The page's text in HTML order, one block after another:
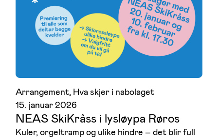
Arrangement, Hva skjer i nabolaget
15. januar 2026
NEAS SkiKråss i lysløypa Røros
Kuler, orgeltramp og ulike hindre – det blir full